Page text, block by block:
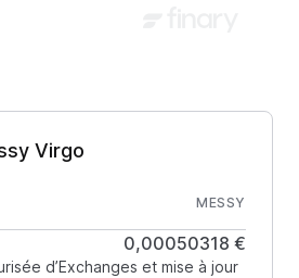
Virgo
MESSY
0,00050318 €
d’Exchanges et mise à jour